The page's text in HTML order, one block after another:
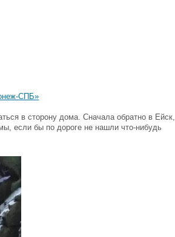
СПБ»
в сторону дома. Сначала обратно в Ейск,
если бы по дороге не нашли что-нибудь